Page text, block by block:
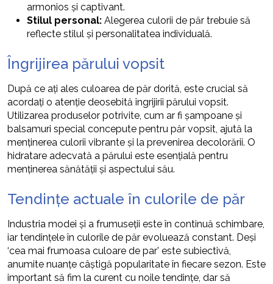
armonios și captivant.
Stilul personal: Alegerea culorii de păr trebuie să
reflecte stilul și personalitatea individuală.
Îngrijirea părului vopsit
După ce ați ales culoarea de păr dorită, este crucial să
acordați o atenție deosebită îngrijirii părului vopsit.
Utilizarea produselor potrivite, cum ar fi șampoane și
balsamuri special concepute pentru păr vopsit, ajută la
menținerea culorii vibrante și la prevenirea decolorării. O
hidratare adecvată a părului este esențială pentru
menținerea sănătății și aspectului său.
Tendințe actuale în culorile de păr
Industria modei și a frumuseții este în continuă schimbare,
iar tendințele în culorile de păr evoluează constant. Deși
‘cea mai frumoasa culoare de par’ este subiectivă,
anumite nuanțe câștigă popularitate în fiecare sezon. Este
important să fim la curent cu noile tendințe, dar să